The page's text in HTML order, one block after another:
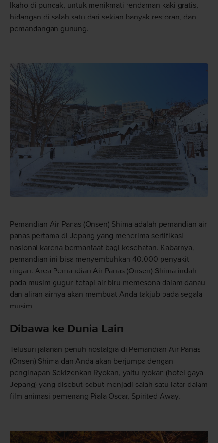
Ikaho di puncak, untuk menikmati rendaman kaki gratis,
hidangan di salah satu dari sekian banyak restoran, dan
pemandangan gunung.
Pemandian Air Panas (Onsen) Shima adalah pemandian air
panas pertama di Jepang yang menerima sertifikasi
nasional karena bermanfaat bagi kesehatan. Kabarnya,
pemandian ini bisa menyembuhkan 40.000 penyakit
ringan. Area Pemandian Air Panas (Onsen) Shima indah
pada musim gugur, tetapi air biru memesona dalam danau
dan aliran airnya akan membuat Anda takjub pada segala
musim.
Dibawa ke Dunia Lain
Telusuri jalanan penuh nostalgia di Pemandian Air Panas
(Onsen) Shima dan Anda akan berjumpa dengan
penginapan Sekizenkan Ryokan, yaitu ryokan (hotel gaya
Jepang) yang disebut-sebut menjadi salah satu latar dalam
film animasi pemenang Piala Oscar, Spirited Away.